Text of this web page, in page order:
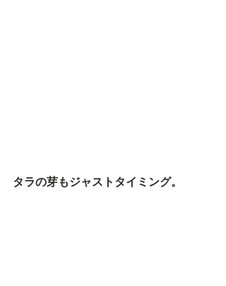
タラの芽もジャストタイミング。